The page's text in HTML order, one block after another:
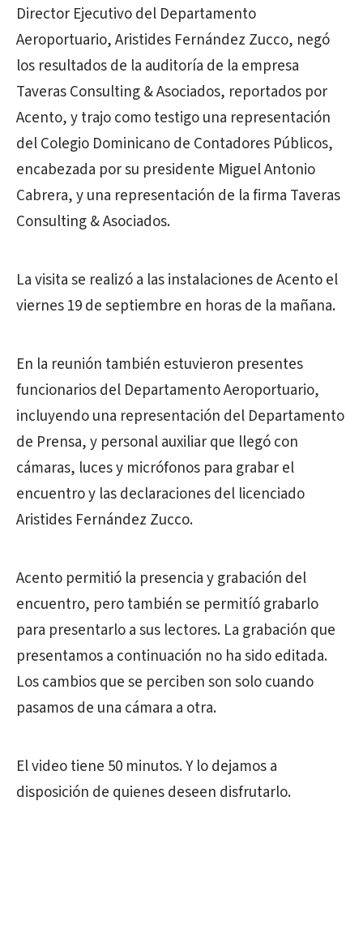
Director Ejecutivo del Departamento
Aeroportuario, Aristides Fernández Zucco, negó
los resultados de la auditoría de la empresa
Taveras Consulting & Asociados, reportados por
Acento, y trajo como testigo una representación
del Colegio Dominicano de Contadores Públicos,
encabezada por su presidente Miguel Antonio
Cabrera, y una representación de la firma Taveras
Consulting & Asociados.
La visita se realizó a las instalaciones de Acento el
viernes 19 de septiembre en horas de la mañana.
En la reunión también estuvieron presentes
funcionarios del Departamento Aeroportuario,
incluyendo una representación del Departamento
de Prensa, y personal auxiliar que llegó con
cámaras, luces y micrófonos para grabar el
encuentro y las declaraciones del licenciado
Aristides Fernández Zucco.
Acento permitió la presencia y grabación del
encuentro, pero también se permitíó grabarlo
para presentarlo a sus lectores. La grabación que
presentamos a continuación no ha sido editada.
Los cambios que se perciben son solo cuando
pasamos de una cámara a otra.
El video tiene 50 minutos. Y lo dejamos a
disposición de quienes deseen disfrutarlo.